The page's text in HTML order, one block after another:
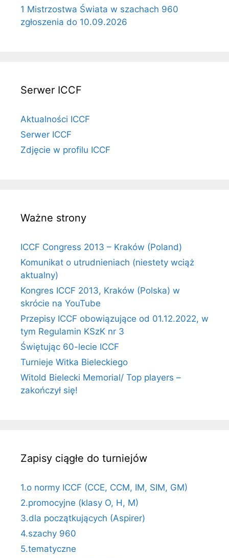
1 Mistrzostwa Świata w szachach 960
zgłoszenia do 10.09.2026
Serwer ICCF
Aktualności ICCF
Serwer ICCF
Zdjęcie w profilu ICCF
Ważne strony
ICCF Congress 2013 – Kraków (Poland)
Komunikat o utrudnieniach (niestety wciąż
aktualny)
Kongres ICCF 2013, Kraków (Polska) w
skrócie na YouTube
Przepisy ICCF obowiązujące od 01.12.2022, w
tym Regulamin KSzK nr 3
Świętując 60-lecie ICCF
Turnieje Witka Bieleckiego
Witold Bielecki Memorial/ Top players –
zakończył się!
Zapisy ciągłe do turniejów
1.o normy ICCF (CCE, CCM, IM, SIM, GM)
2.promocyjne (klasy O, H, M)
3.dla początkujących (Aspirer)
4.szachy 960
5.tematyczne